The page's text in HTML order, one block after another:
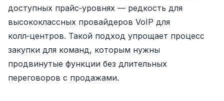
доступных прайс‑уровнях — редкость для
высококлассных провайдеров VoIP для
колл‑центров. Такой подход упрощает процесс
закупки для команд, которым нужны
продвинутые функции без длительных
переговоров с продажами.